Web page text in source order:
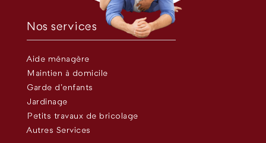
Nos services
Aide ménagère
Maintien à domicile
Garde d’enfants
Jardinage
Petits travaux de bricolage
Autres Services